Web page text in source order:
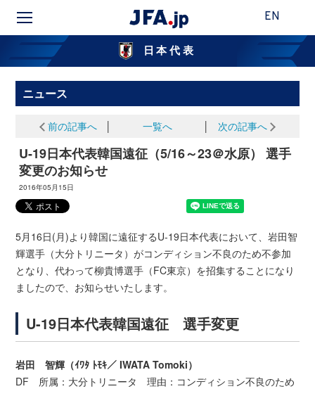
EN
日本代表
ニュース
前の記事へ 一覧へ 次の記事へ
U-19日本代表韓国遠征（5/16～23＠水原） 選手
変更のお知らせ
2016年05月15日
5月16日(月)より韓国に遠征するU-19日本代表において、岩田智
輝選手（大分トリニータ）がコンディション不良のため不参加
となり、代わって柳貴博選手（FC東京）を招集することになり
ましたので、お知らせいたします。
U-19日本代表韓国遠征 選手変更
岩田 智輝（ｲﾜﾀ ﾄﾓｷ／ IWATA Tomoki）
DF 所属：大分トリニータ 理由：コンディション不良のため